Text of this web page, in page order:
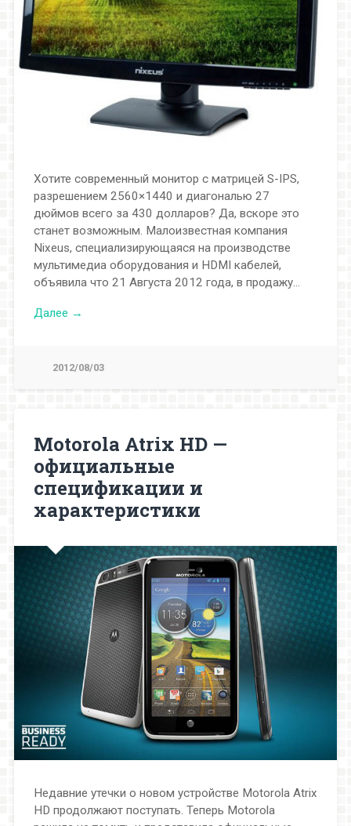
Хотите современный монитор с матрицей S-IPS,
разрешением 2560×1440 и диагональю 27
дюймов всего за 430 долларов? Да, вскоре это
станет возможным. Малоизвестная компания
Nixeus, специализирующаяся на производстве
мультимедиа оборудования и HDMI кабелей,
объявила что 21 Августа 2012 года, в продажу…
Далее →
2012/08/03
Motorola Atrix HD —
официальные
спецификации и
характеристики
Недавние утечки о новом устройстве Motorola Atrix
HD продолжают поступать. Теперь Motorola